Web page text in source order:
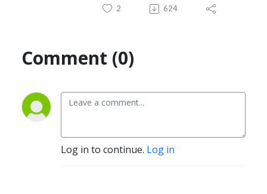
2 624
Comment (0)
Log in to continue. Log in